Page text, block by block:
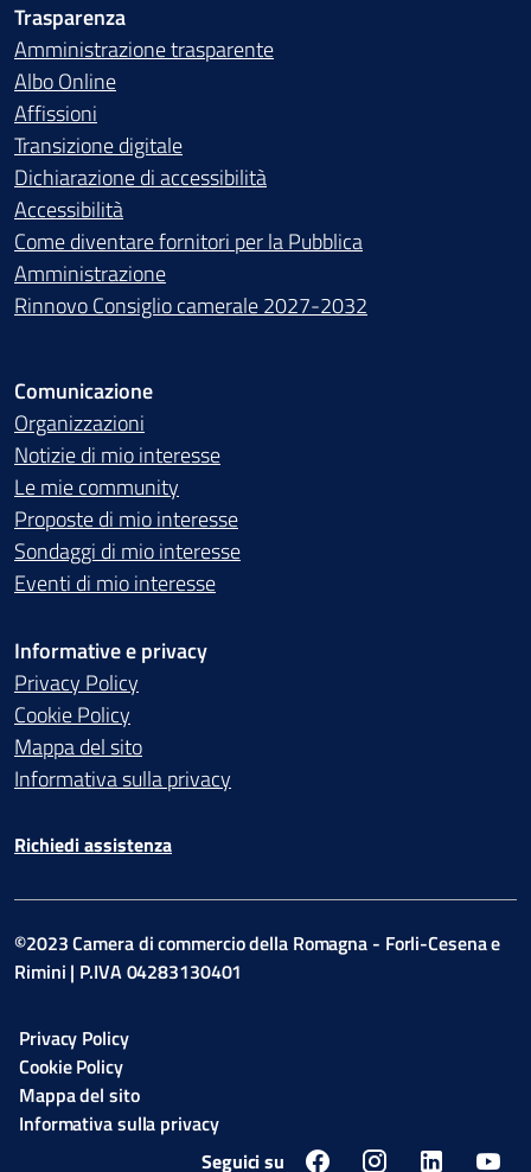
Trasparenza
Amministrazione trasparente
Albo Online
Affissioni
Transizione digitale
Dichiarazione di accessibilità
Accessibilità
Come diventare fornitori per la Pubblica
Amministrazione
Rinnovo Consiglio camerale 2027-2032
Comunicazione
Organizzazioni
Notizie di mio interesse
Le mie community
Proposte di mio interesse
Sondaggi di mio interesse
Eventi di mio interesse
Informative e privacy
Privacy Policy
Cookie Policy
Mappa del sito
Informativa sulla privacy
Richiedi assistenza
©2023 Camera di commercio della Romagna - Forli-Cesena e
Rimini | P.IVA 04283130401
Privacy Policy
Cookie Policy
Mappa del sito
Informativa sulla privacy
Seguici su